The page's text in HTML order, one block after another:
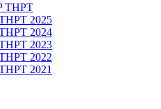
THPT
2025
2024
2023
2022
2021